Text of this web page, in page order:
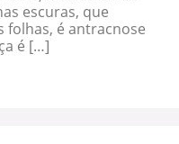
escuras, que
é antracnose
é […]